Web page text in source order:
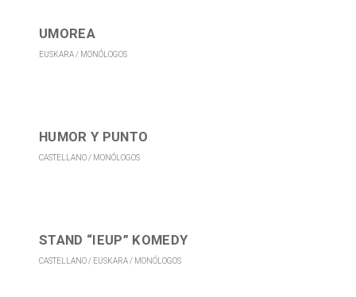
UMOREA
EUSKARA MONÓLOGOS
HUMOR Y PUNTO
CASTELLANO MONÓLOGOS
STAND “IEUP” KOMEDY
CASTELLANO EUSKARA MONÓLOGOS